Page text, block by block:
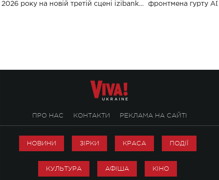
2026 року на новій третій сцені izibank
фронтмена гурту
ПРО НАС КОНТАКТИ РЕКЛАМА НА САЙТІ
НОВИНИ ЗІРКИ КРАСА ПОДІЇ
КУЛЬТУРА АФІША КІНО